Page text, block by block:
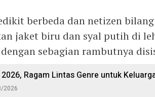
berbeda dan netizen
jaket biru dan syal putih di
dengan sebagian rambutnya
Ragam Lintas Genre untuk
2026